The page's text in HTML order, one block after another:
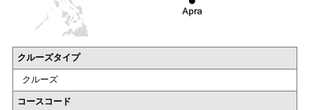
クルーズタイプ
クルーズ
コースコード